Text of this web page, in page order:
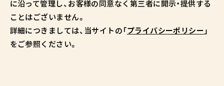
に沿って管理し、お客様の同意なく第三者に開示・提供する
ことはございません。
詳細につきましては、当サイトの「プライバシーポリシー」
をご参照ください。